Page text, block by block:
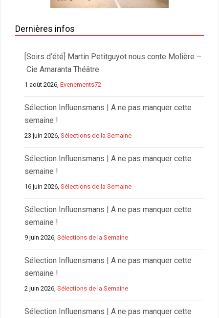
Dernières infos
[Soirs d’été] Martin Petitguyot nous conte Molière –
Cie Amaranta Théâtre
1 août 2026,Evenements72
Sélection Influensmans | A ne pas manquer cette
semaine !
23 juin 2026,Sélections de la Semaine
Sélection Influensmans | A ne pas manquer cette
semaine !
16 juin 2026,Sélections de la Semaine
Sélection Influensmans | A ne pas manquer cette
semaine !
9 juin 2026,Sélections de la Semaine
Sélection Influensmans | A ne pas manquer cette
semaine !
2 juin 2026,Sélections de la Semaine
Sélection Influensmans | A ne pas manquer cette